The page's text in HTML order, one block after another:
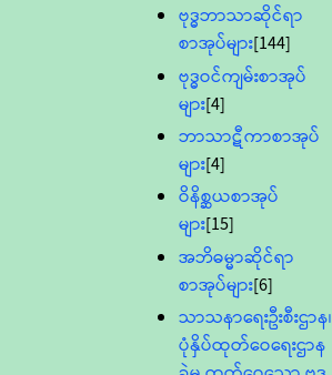
ဗုဒ္ဓဘာသာဆိုင်ရာ
စာအုပ်များ[144]
ဗုဒ္ဓဝင်ကျမ်းစာအုပ်
များ[4]
ဘာသာဋီကာစာအုပ်
များ[4]
ဝိနိစ္ဆယစာအုပ်
များ[15]
အဘိဓမ္မာဆိုင်ရာ
စာအုပ်များ[6]
သာသနာရေးဦးစီးဌာန၊
ပုံနှိပ်ထုတ်ဝေရေးဌာန